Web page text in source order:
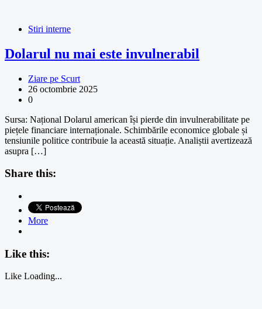
Stiri interne
Dolarul nu mai este invulnerabil
Ziare pe Scurt
26 octombrie 2025
0
Sursa: Național Dolarul american își pierde din invulnerabilitate pe
piețele financiare internaționale. Schimbările economice globale și
tensiunile politice contribuie la această situație. Analiștii avertizează
asupra […]
Share this:
More
Like this:
Like Loading...